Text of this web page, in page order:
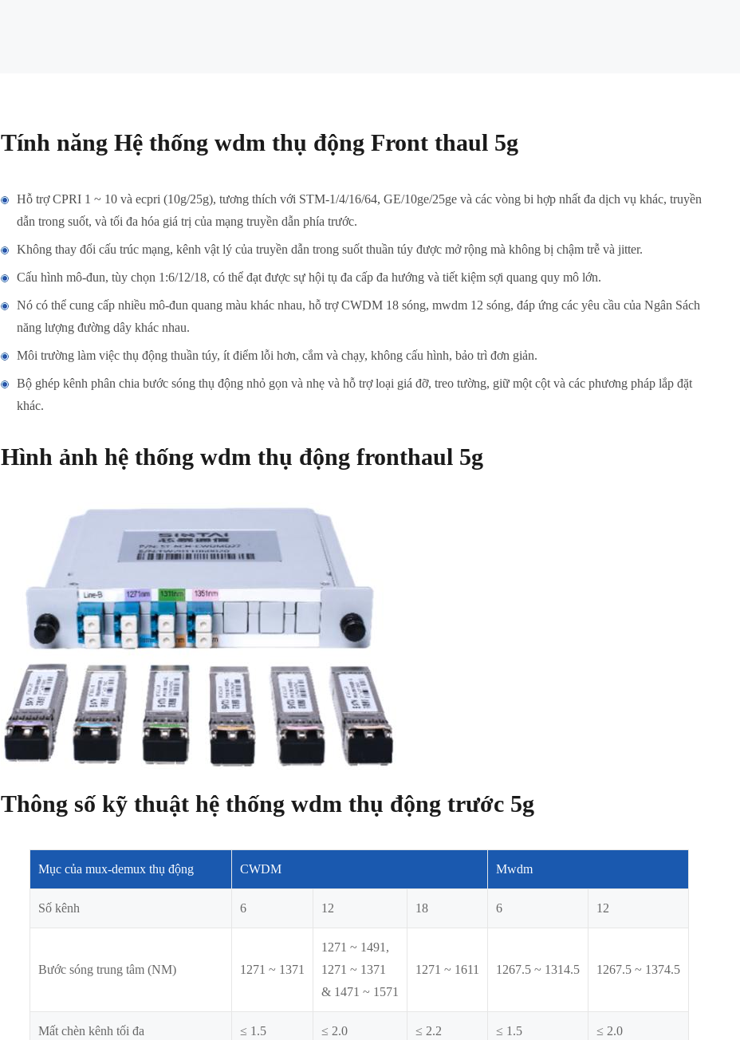
Tính năng Hệ thống wdm thụ động Front thaul 5g
Hỗ trợ CPRI 1 ~ 10 và ecpri (10g/25g), tương thích với STM-1/4/16/64, GE/10ge/25ge và các vòng bi hợp nhất đa dịch vụ khác, truyền
dẫn trong suốt, và tối đa hóa giá trị của mạng truyền dẫn phía trước.
Không thay đổi cấu trúc mạng, kênh vật lý của truyền dẫn trong suốt thuần túy được mở rộng mà không bị chậm trễ và jitter.
Cấu hình mô-đun, tùy chọn 1:6/12/18, có thể đạt được sự hội tụ đa cấp đa hướng và tiết kiệm sợi quang quy mô lớn.
Nó có thể cung cấp nhiều mô-đun quang màu khác nhau, hỗ trợ CWDM 18 sóng, mwdm 12 sóng, đáp ứng các yêu cầu của Ngân Sách
năng lượng đường dây khác nhau.
Môi trường làm việc thụ động thuần túy, ít điểm lỗi hơn, cắm và chạy, không cấu hình, bảo trì đơn giản.
Bộ ghép kênh phân chia bước sóng thụ động nhỏ gọn và nhẹ và hỗ trợ loại giá đỡ, treo tường, giữ một cột và các phương pháp lắp đặt
khác.
Hình ảnh hệ thống wdm thụ động fronthaul 5g
Thông số kỹ thuật hệ thống wdm thụ động trước 5g
Mục của mux-demux thụ động CWDM Mwdm
Số kênh 6 12 18 6 12
Bước sóng trung tâm (NM) 1271 ~ 1371
1271 ~ 1491,
1271 ~ 1371
& 1471 ~ 1571
1271 ~ 1611 1267.5 ~ 1314.5 1267.5 ~ 1374.5
Mất chèn kênh tối đa ≤ 1.5 ≤ 2.0 ≤ 2.2 ≤ 1.5 ≤ 2.0